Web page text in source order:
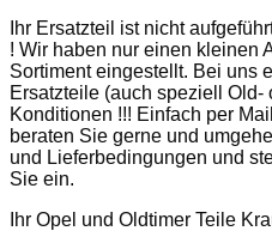
Ihr Ersatzteil ist nicht
! Wir haben nur einen kleinen
Sortiment eingestellt. Bei uns
Ersatzteile (auch speziell Old-
Konditionen !!! Einfach per
beraten Sie gerne und
und Lieferbedingungen und
Sie ein.
Ihr Opel und Oldtimer Teile